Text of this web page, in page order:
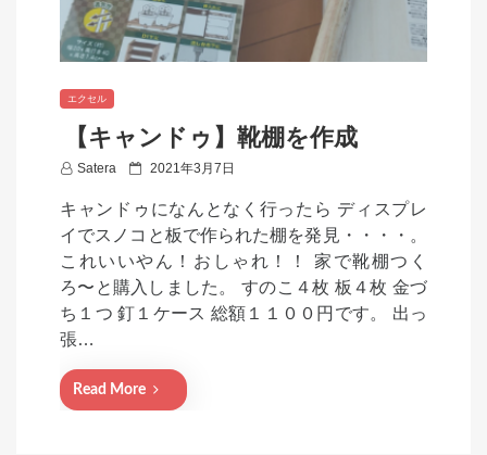
エクセル
【キャンドゥ】靴棚を作成
Satera
P
s
t
e
d
o
2021年3月7日
キャンドゥになんとなく行ったら ディスプレ
イでスノコと板で作られた棚を発見・・・・。
これいいやん！おしゃれ！！ 家で靴棚つく
ろ〜と購入しました。 すのこ４枚 板４枚 金づ
ち１つ 釘１ケース 総額１１００円です。 出っ
張…
Read More